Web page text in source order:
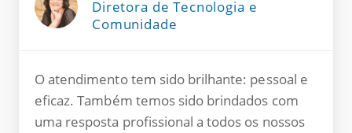
Diretora de Tecnologia e
Comunidade
O atendimento tem sido brilhante: pessoal e
eficaz. Também temos sido brindados com
uma resposta profissional a todos os nossos